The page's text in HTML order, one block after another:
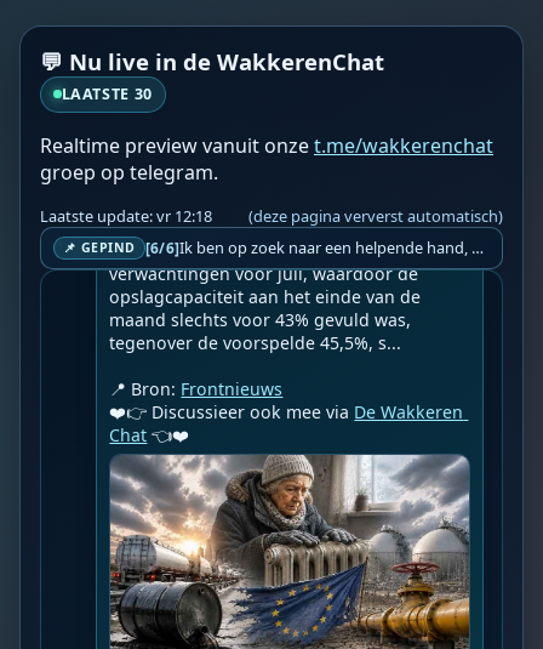
💬 Nu live in de WakkerenChat
LAATSTE 30
Realtime preview vanuit onzet.me/wakkerenchat
groep op telegram.
Laatste update: vr 12:18 (deze pagina ververst automatisch)
📌 GEPIND [6/6] Ik ben op zoek naar een helpende hand, een menselijk oog, een admin die helpt met controleren of de chat wel correct word gemodereerd word door NoMoSpam. 98% gaat automatisch goed, toch ik dit nooit helemaal loslaten en moet er altijd een mens mee blijven opletten bij elke beslissing die gemaakt word. Waar bestaan de werkzaamheden uit? Mee kijken in admin log kanaal naar alle drugs/porno/scams die voorbij komen en in het geval van een randgevalletje, ingrijpen en b.v. een verwijderd maar wel toegestaan bericht terug plaatsen met een druk op de knop. tsja zo banaal en simpel is het gesteld.. Word je hier blij van? Nee. Strookt het je ego? Nee. Word je er beter van? Nee. Kost het veel tijd? Totaal niet, consistentie en regelmaat is belangrijker dan 'er even voor kunnen gaan zitten'.. het werk is in een paar seconden gepiept.. je checkt puur of AI de juiste beslissing heeft gemaakt.. …
--
De TTF-futures, die als benchmark dienen,
zijn deze week met 7% gedaald tot
ongeveer 54 euro per megawattuur, maar
Dart handhaafde haar prognose van 60
euro voor het saldo van het derde
kwartaal. Ze merkte op dat de LNG-import
in Noordwest-Europa op jaarbasis 2,1
miljoen ton achterbleef bij de
verwachtingen voor juli, waardoor de
opslagcapaciteit aan het einde van de
maand slechts voor 43% gevuld was,
tegenover de voorspelde 45,5%, s...
📍 Bron: Frontnieuws
❤️👉 Discussieer ook mee via De Wakkeren
Chat 👈❤️